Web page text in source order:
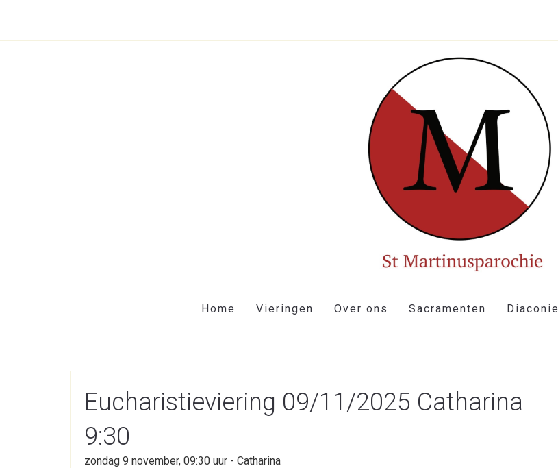
Home Vieringen Over ons Sacramenten Diaconie
Eucharistieviering 09/11/2025 Catharina
9:30
zondag 9 november, 09:30 uur - Catharina